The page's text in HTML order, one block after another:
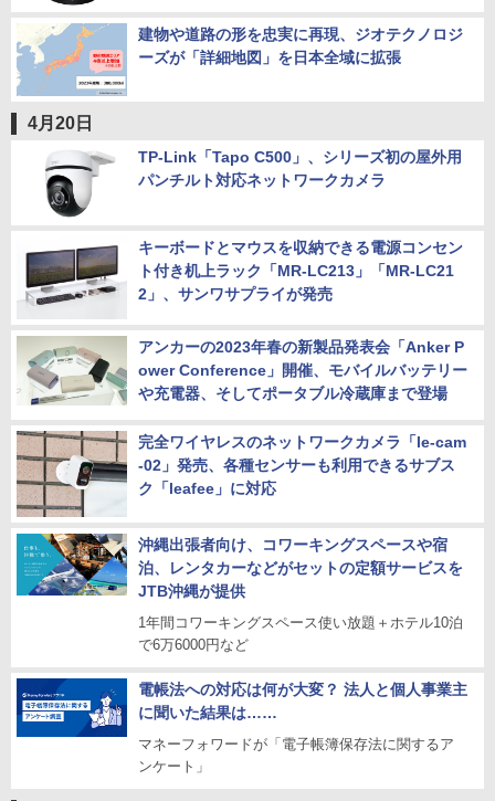
建物や道路の形を忠実に再現、ジオテクノロジ
ーズが「詳細地図」を日本全域に拡張
4月20日
TP-Link「Tapo C500」、シリーズ初の屋外用
パンチルト対応ネットワークカメラ
キーボードとマウスを収納できる電源コンセン
ト付き机上ラック「MR-LC213」「MR-LC21
2」、サンワサプライが発売
アンカーの2023年春の新製品発表会「Anker P
ower Conference」開催、モバイルバッテリー
や充電器、そしてポータブル冷蔵庫まで登場
完全ワイヤレスのネットワークカメラ「le-cam
-02」発売、各種センサーも利用できるサブス
ク「leafee」に対応
沖縄出張者向け、コワーキングスペースや宿
泊、レンタカーなどがセットの定額サービスを
JTB沖縄が提供
1年間コワーキングスペース使い放題＋ホテル10泊
で6万6000円など
電帳法への対応は何が大変？ 法人と個人事業主
に聞いた結果は……
マネーフォワードが「電子帳簿保存法に関するア
ンケート」